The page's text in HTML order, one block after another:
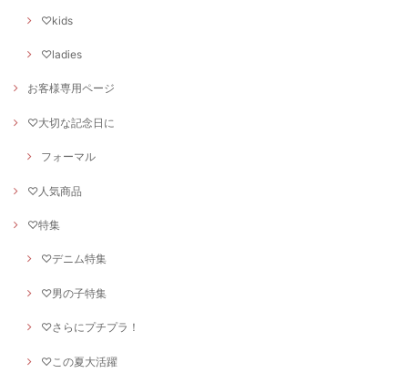
♡kids
♡ladies
お客様専用ページ
♡大切な記念日に
フォーマル
♡人気商品
♡特集
♡デニム特集
♡男の子特集
♡さらにプチプラ！
♡この夏大活躍